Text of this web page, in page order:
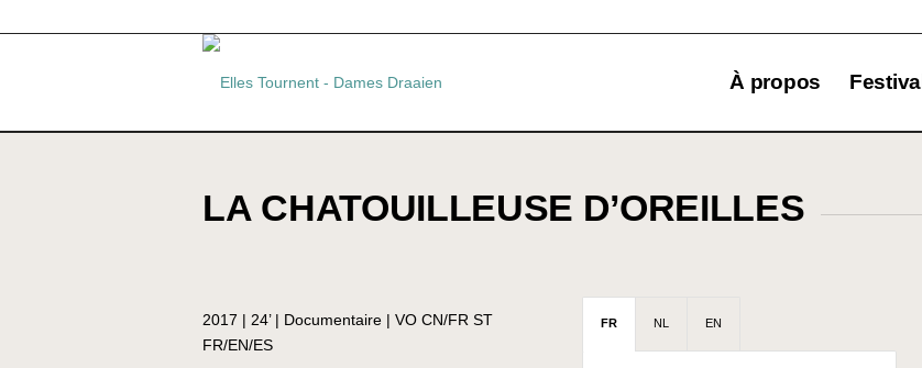
À propos Festival
LA CHATOUILLEUSE D’OREILLES
2017 | 24’ | Documentaire | VO CN/FR ST
FR/EN/ES
FR NL EN